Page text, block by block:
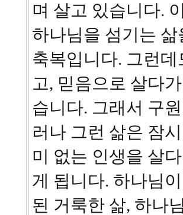
며 살고 있습니다.
하나님을 섬기는
축복입니다. 그런
고, 믿음으로 살다
습니다. 그래서 구
러나 그런 삶은 잠
미 없는 인생을 살
게 됩니다. 하나님
된 거룩한 삶, 하나